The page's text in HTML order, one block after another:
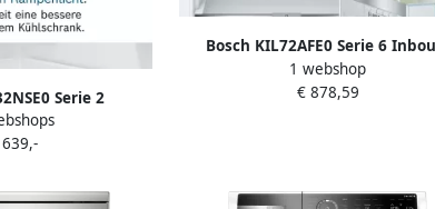
Serie 2
koelkast met
x 54.1 cm Multi Box
Led verlichting
Bosch KIL72AFE0 Serie 6
koelkast met vriesvak 157.8 x
VitaFresh: groente en fruit blijft
1 webshop
€ 878,59